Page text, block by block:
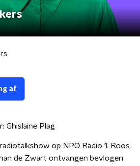
af
Ghislaine Plag
op NPO Radio 1. Roos
de Zwart ontvangen bevlogen